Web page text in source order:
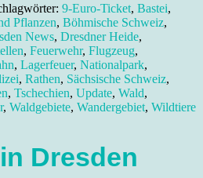
9-Euro-Ticket, Bastei,
Pflanzen, Böhmische Schweiz,
News, Dresdner Heide,
, Feuerwehr, Flugzeug,
, Lagerfeuer, Nationalpark,
, Rathen, Sächsische Schweiz,
, Tschechien, Update, Wald,
, Waldgebiete, Wandergebiet, Wildtiere
Dresden